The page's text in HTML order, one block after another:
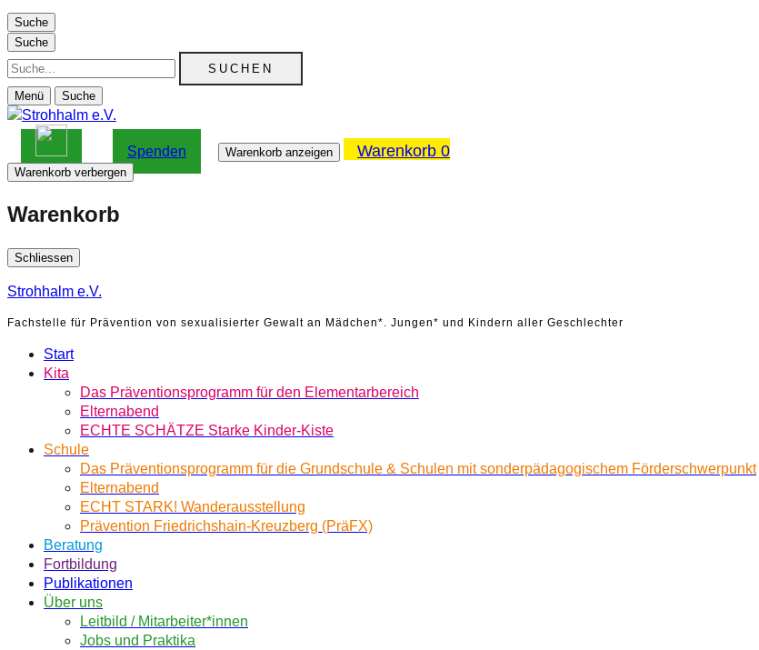
Suche
Suche
Suche
Menü Suche
Spenden Warenkorb anzeigen Warenkorb 0
Warenkorb verbergen
Warenkorb
Schliessen
Strohhalm e.V.
Fachstelle für Prävention von sexualisierter Gewalt an Mädchen*. Jungen* und Kindern aller Geschlechter
Start
Kita
Das Präventionsprogramm für den Elementarbereich
Elternabend
ECHTE SCHÄTZE Starke Kinder-Kiste
Schule
Das Präventionsprogramm für die Grundschule & Schulen mit sonderpädagogischem Förderschwerpunkt
Elternabend
ECHT STARK! Wanderausstellung
Prävention Friedrichshain-Kreuzberg (PräFX)
Beratung
Fortbildung
Publikationen
Über uns
Leitbild / Mitarbeiter*innen
Jobs und Praktika